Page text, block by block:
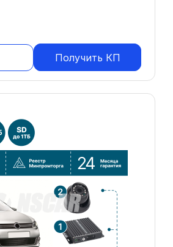
Получить КП